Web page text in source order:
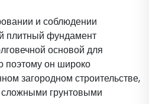
и соблюдении
плитный фундамент
основой для
поэтому он широко
загородном строительстве,
сложными грунтовыми